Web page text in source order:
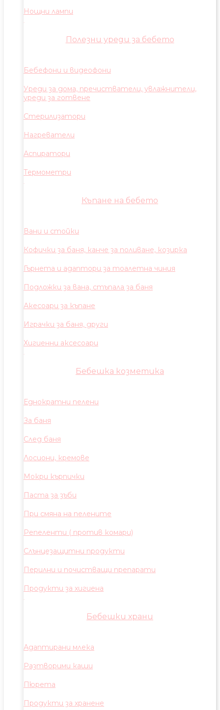
Нощни лампи
Полезни уреди за бебето
Бебефони и видеофони
Уреди за дома, пречистватели, увлажнители,
уреди за готвене
Стерилизатори
Нагреватели
Аспиратори
Термометри
Къпане на бебето
Вани и стойки
Кофички за баня, канче за поливане, козирка
Гърнета и адаптори за тоалетна чиния
Подложки за вана, стъпала за баня
Акесоари за къпане
Играчки за баня, други
Хигиенни аксесоари
Бебешка козметика
Еднократни пелени
За баня
След баня
Лосиони, кремове
Мокри кърпички
Паста за зъби
При смяна на пелените
Репеленти ( против комари)
Слънцезащитни продукти
Перилни и почистващи препарати
Продукти за хигиена
Бебешки храни
Адаптирани млека
Разтворими каши
Пюрета
Продукти за хранене